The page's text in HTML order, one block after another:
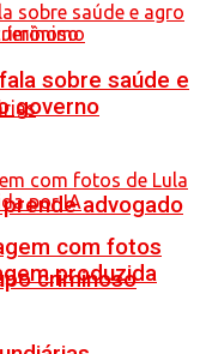
advogado
criminoso
sobre saúde e
governo
com fotos
produzida